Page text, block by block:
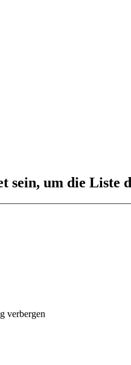
sein, um die Liste
verbergen